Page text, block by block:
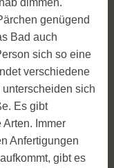
genügend
Bad auch
sich so eine
verschiedene
sich
Es gibt
Immer
Anfertigungen
gibt es